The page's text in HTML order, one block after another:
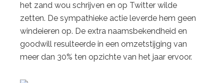
het zand wou schrijven en op Twitter wilde
zetten. De sympathieke actie leverde hem geen
windeieren op. De extra naamsbekendheid en
goodwill resulteerde in een omzetstijging van
meer dan 30% ten opzichte van het jaar ervoor.